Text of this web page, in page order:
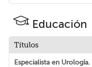
Educación
Títulos
Especialista en Urología.